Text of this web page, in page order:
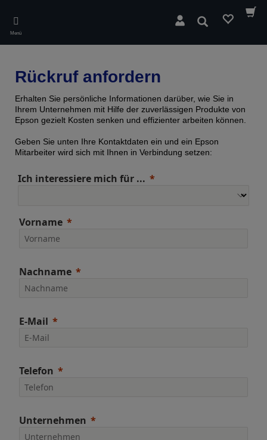
main
content
Menü
Suchen
Rückruf anfordern
Erhalten Sie persönliche Informationen darüber, wie Sie in
Ihrem Unternehmen mit Hilfe der zuverlässigen Produkte von
Epson gezielt Kosten senken und effizienter arbeiten können.
Geben Sie unten Ihre Kontaktdaten ein und ein Epson
Mitarbeiter wird sich mit Ihnen in Verbindung setzen:
Ich interessiere mich für ...
Vorname
Nachname
E-Mail
Telefon
Unternehmen